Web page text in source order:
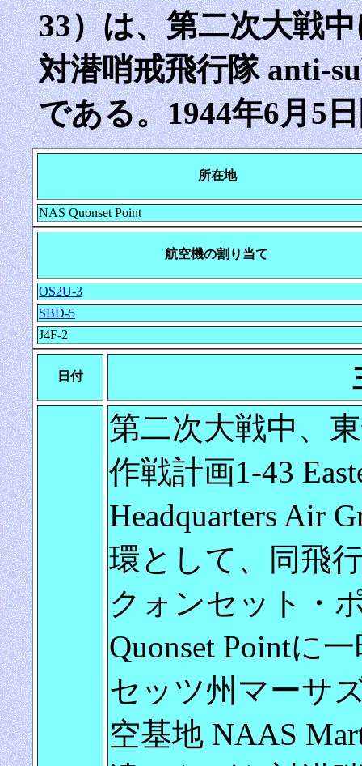
33）は、第二次大戦
対潜哨戒飛行隊 anti-
である。1944年6月5
所在地
NAS Quonset Point
航空機の割り当て
OS2U-3
SBD-5
J4F-2
日付
第二次大戦中、
作戦計画1-43
Headquarters Air
環として、同飛
クォンセット・
Quonset Pointに
セッツ州マーサ
空基地 NAAS